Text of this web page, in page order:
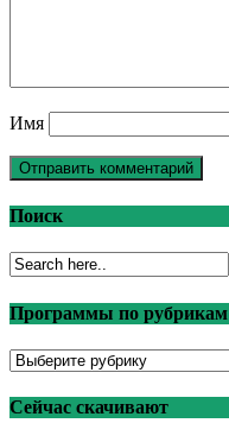
Имя
Поиск
Программы по рубрикам
Программы
рубрикам
Сейчас скачивают